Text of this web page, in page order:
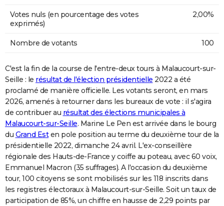
Votes nuls (en pourcentage des votes
exprimés)
2,00%
Nombre de votants 100
C'est la fin de la course de l'entre-deux tours à Malaucourt-sur-
Seille : le résultat de l'élection présidentielle 2022 a été
proclamé de manière officielle. Les votants seront, en mars
2026, amenés à retourner dans les bureaux de vote : il s'agira
de contribuer au résultat des élections municipales à
Malaucourt-sur-Seille. Marine Le Pen est arrivée dans le bourg
du Grand Esten pole position au terme du deuxième tour de la
présidentielle 2022, dimanche 24 avril. L'ex-conseillère
régionale des Hauts-de-France y coiffe au poteau, avec 60 voix,
Emmanuel Macron (35 suffrages). A l'occasion du deuxième
tour, 100 citoyens se sont mobilisés sur les 118 inscrits dans
les registres électoraux à Malaucourt-sur-Seille. Soit un taux de
participation de 85%, un chiffre en hausse de 2,29 points par